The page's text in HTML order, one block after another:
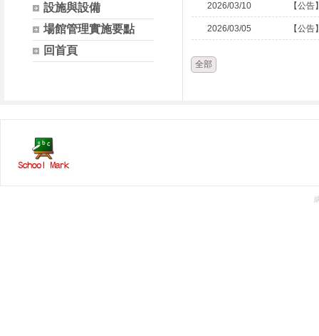
設施與設備
場館管理實施要點
回首頁
2026/03/10 【公告
2026/03/05 【公告
全部